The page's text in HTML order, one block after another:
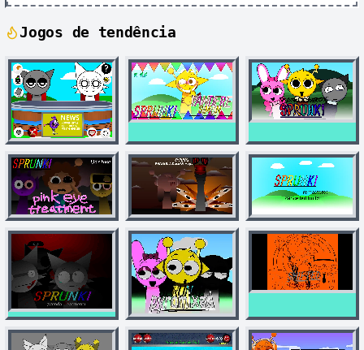
Jogos de tendência